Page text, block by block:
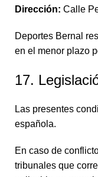
Dirección: Calle
Deportes Bernal
en el menor plazo
17.
Las presentes
española.
En caso de
tribunales que